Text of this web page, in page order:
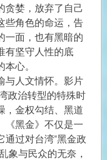
贪婪，放弃了自己
些角色的命运，告
一面，也有黑暗的
有坚守人性的底
心。
与人文情怀。影片
政治转型的特殊时
，金权勾结、黑道
《黑金》不仅是一
过对台湾“黑金政
象与民众的无奈，